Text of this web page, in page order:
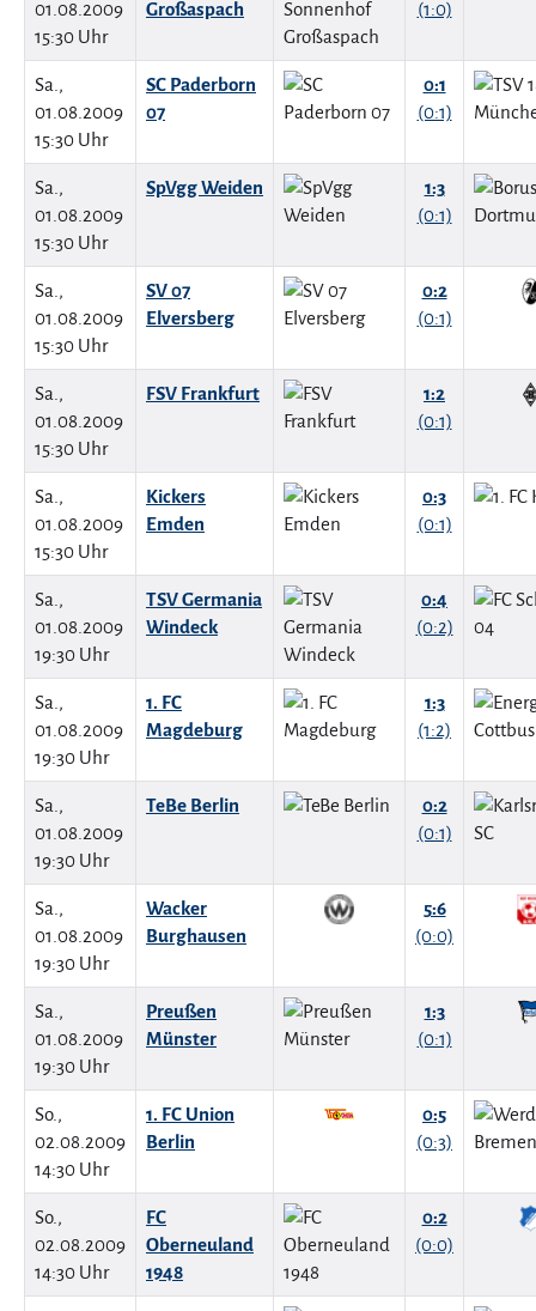
01.08.2009
15:30 Uhr
Großaspach
(1:0)
Sa.,
01.08.2009
15:30 Uhr
SC Paderborn
07
0:1
(0:1)
Sa.,
01.08.2009
15:30 Uhr
SpVgg Weiden
1:3
(0:1)
Sa.,
01.08.2009
15:30 Uhr
SV 07
Elversberg
0:2
(0:1)
Sa.,
01.08.2009
15:30 Uhr
FSV Frankfurt
1:2
(0:1)
Sa.,
01.08.2009
15:30 Uhr
Kickers
Emden
0:3
(0:1)
Sa.,
01.08.2009
19:30 Uhr
TSV Germania
Windeck
0:4
(0:2)
Sa.,
01.08.2009
19:30 Uhr
1. FC
Magdeburg
1:3
(1:2)
Sa.,
01.08.2009
19:30 Uhr
TeBe Berlin
0:2
(0:1)
Sa.,
01.08.2009
19:30 Uhr
Wacker
Burghausen
5:6
(0:0)
Sa.,
01.08.2009
19:30 Uhr
Preußen
Münster
1:3
(0:1)
So.,
02.08.2009
14:30 Uhr
1. FC Union
Berlin
0:5
(0:3)
So.,
02.08.2009
14:30 Uhr
FC
Oberneuland
1948
0:2
(0:0)